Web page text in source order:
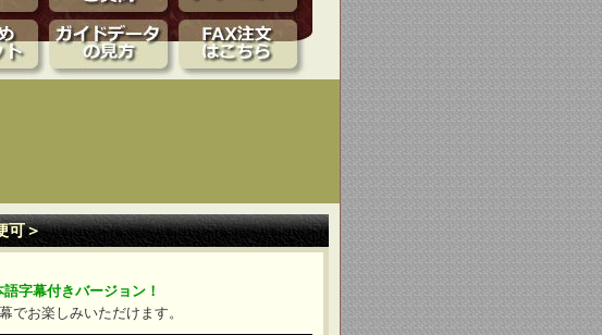
可＞
語字幕付きバージョン！
でお楽しみいただけます。